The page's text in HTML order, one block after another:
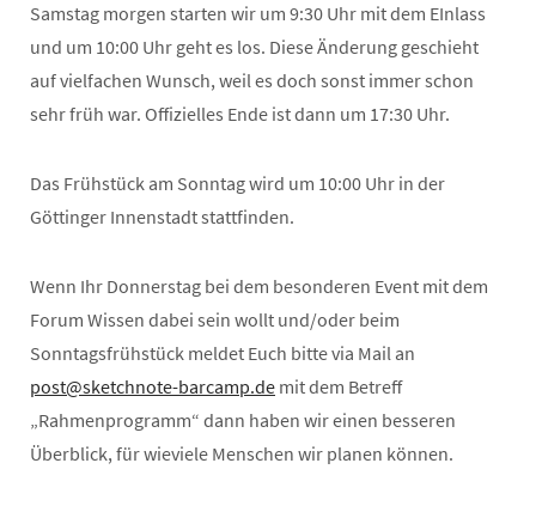
Samstag morgen starten wir um 9:30 Uhr mit dem EInlass
und um 10:00 Uhr geht es los. Diese Änderung geschieht
auf vielfachen Wunsch, weil es doch sonst immer schon
sehr früh war. Offizielles Ende ist dann um 17:30 Uhr.
Das Frühstück am Sonntag wird um 10:00 Uhr in der
Göttinger Innenstadt stattfinden.
Wenn Ihr Donnerstag bei dem besonderen Event mit dem
Forum Wissen dabei sein wollt und/oder beim
Sonntagsfrühstück meldet Euch bitte via Mail an
post@sketchnote-barcamp.de mit dem Betreff
„Rahmenprogramm“ dann haben wir einen besseren
Überblick, für wieviele Menschen wir planen können.